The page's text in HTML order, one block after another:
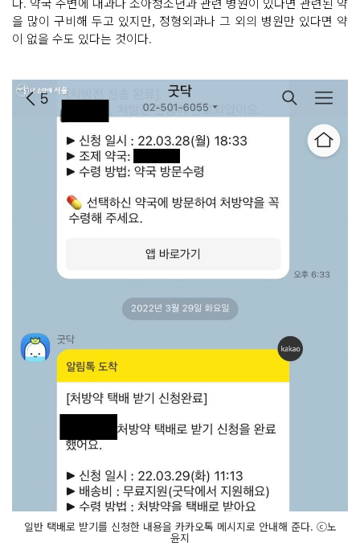
을 많이 구비해 두고 있지만, 정형외과나 그 외의 병원만 있다면 약
이 없을 수도 있다는 것이다.
일반 택배로 받기를 신청한 내용을 카카오톡 메시지로 안내해 준다. ⓒ노
윤지